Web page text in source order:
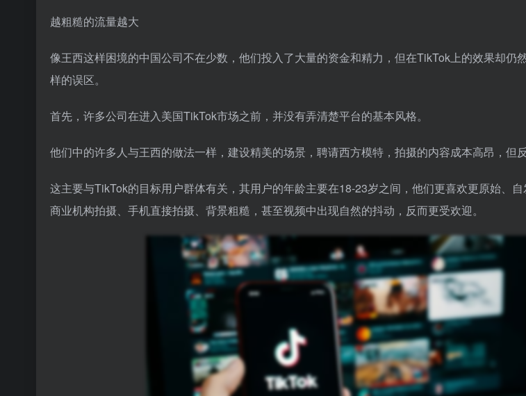
越粗糙的流量越大
像王西这样困境的中国公司不在少数，他们投入了大量的资金和精力，但在TikTok上的效果却仍
样的误区。
首先，许多公司在进入美国TikTok市场之前，并没有弄清楚平台的基本风格。
他们中的许多人与王西的做法一样，建设精美的场景，聘请西方模特，拍摄的内容成本高昂，但反
这主要与TikTok的目标用户群体有关，其用户的年龄主要在18-23岁之间，他们更喜欢更原始、
商业机构拍摄、手机直接拍摄、背景粗糙，甚至视频中出现自然的抖动，反而更受欢迎。